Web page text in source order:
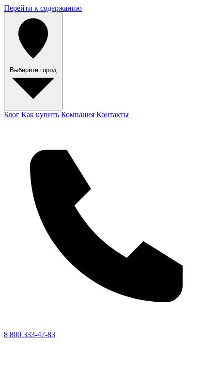
Перейти к содержанию
Выберите город
Блог Как купить Компания Контакты
8 800 333-47-83